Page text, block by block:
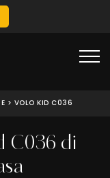
> VOLO KID C036
C036 di